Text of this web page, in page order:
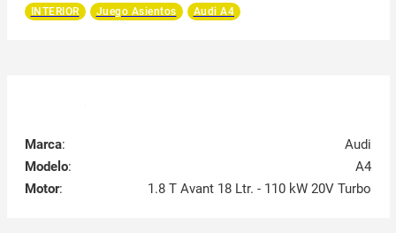
INTERIOR Juego Asientos Audi A4
Marca:
Audi
Modelo:
A4
Motor: 1.8 T Avant 18 Ltr. - 110 kW 20V Turbo